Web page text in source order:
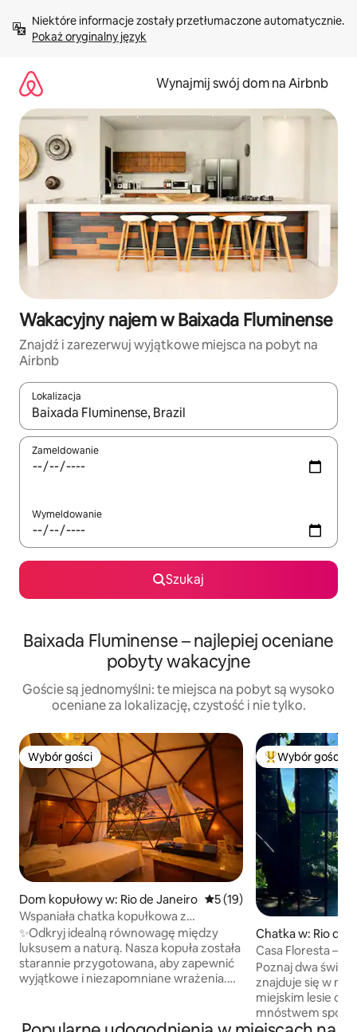
treści Pokaż oryginalny język
Wynajmij swój dom na Airbnb
Wakacyjny najem w Baixada Fluminense
Znajdź i zarezerwuj wyjątkowe miejsca na pobyt na
Airbnb
Lokalizacja
Gdy wyniki będą dostępne, możesz poruszać się po nich za
Zameldowanie
Wymeldowanie
Szukaj
Baixada Fluminense – najlepiej oceniane
pobyty wakacyjne
Goście są jednomyślni: te miejsca na pobyt są wysoko
oceniane za lokalizację, czystość i nie tylko.
Wybór gości
Wybór gości
Dom kopułowy w: Rio de Janeiro Średnia ocena: 5 na 5,
5 (19)
Wspaniała chatka kopułkowa z
zapierającym dech w piersiach widokiem
✨Odkryj idealną równowagę między
luksusem a naturą. Nasza kopuła została
starannie przygotowana, aby zapewnić
wyjątkowe i niezapomniane wrażenia.
telewizor, Netflix, Alexa, szybki internet
Wybór gości
Chatka w: Rio de
Casa Floresta –
ocean
Poznaj dwa
znajduje się w
miejskim lesie
mnóstwem
w piersiach